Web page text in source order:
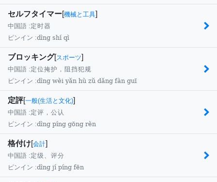
セルフタイマー[機械と工具]
中国語 :定时器
ピンイン :dìng shí qì
ブロッキング[スポーツ]
中国語 :定位掩护，阻挡犯规
ピンイン :dìng wèi yǎn hù zǔ dǎng fàn guī
定評[一般(生活と文化)]
中国語 :定评，公认
ピンイン :dìng píng gōng rèn
格付け[会計]
中国語 :定级、评分
ピンイン :dìng jí píng fēn